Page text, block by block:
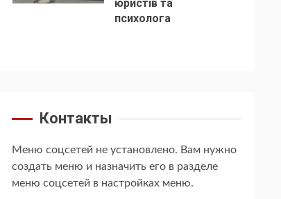
юристів та
психолога
Контакты
Меню соцсетей не установлено. Вам нужно
создать меню и назначить его в разделе
меню соцсетей в настройках меню.